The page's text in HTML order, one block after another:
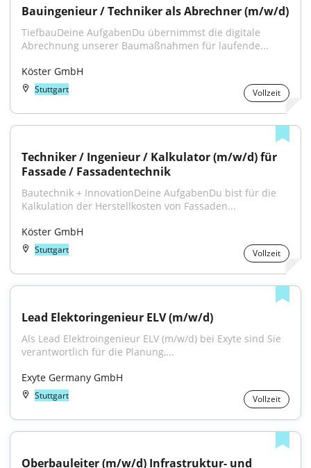
Bauingenieur / Techniker als Abrechner (m/w/d)
TiefbauDeine AufgabenDu übernimmst die digitale
Abrechnung unserer Baumaßnahmen für laufende...
Köster GmbH
Stuttgart Vollzeit
Techniker / Ingenieur / Kalkulator (m/w/d) für
Fassade / Fassadentechnik
Bautechnik + InnovationDeine AufgabenDu bist für die
Kalkulation der Herstellkosten von Fassaden...
Köster GmbH
Stuttgart Vollzeit
Lead Elektoringenieur ELV (m/w/d)
Als Lead Elektroingenieur ELV (m/w/d) bei Exyte sind Sie
verantwortlich für die Planung,...
Exyte Germany GmbH
Stuttgart Vollzeit
Oberbauleiter (m/w/d) Infrastruktur- und